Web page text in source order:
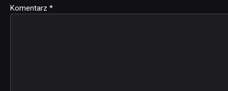
Komentarz *
Alternative: